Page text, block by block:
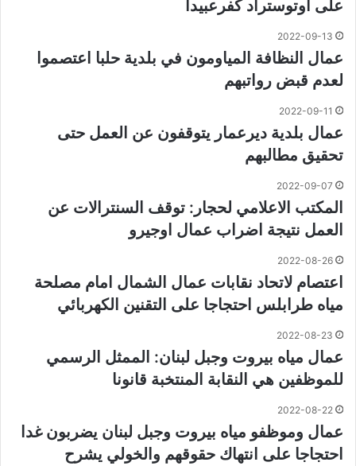
على اوتوستراد كفرعبيدا
2022-09-13
عمال النظافة المياومون في بلدية حلبا اعتصموا
لعدم قبض رواتبهم
2022-09-11
عمال بلدية ديرعمار يتوقفون عن العمل حتى
تحقيق مطالبهم
2022-09-07
المكتب الاعلامي لحجار: توقف السنترالات عن
العمل نتيجة اضراب عمال اوجيرو
2022-08-26
اعتصام لاتحاد نقابات عمال الشمال امام مصلحة
مياه طرابلس احتجاجا على التقنين الكهربائي
2022-08-23
عمال مياه بيروت وجبل لبنان: الممثل الرسمي
للموظفين هي النقابة المنتخبة قانونا
2022-08-22
عمال وموظفو مياه بيروت وجبل لبنان يضربون غدا
احتجاجا على انتهاك حقوقهم والخولي يشرح